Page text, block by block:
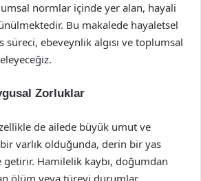
normlar içinde yer alan, hayali
Bu makalede hayaletsel
süreci, ebeveynlik algısı ve toplumsal
Zorluklar
de ailede büyük umut ve
varlık olduğunda, derin bir yas
Hamilelik kaybı, doğumdan
ölüm veya türevi durumlar,